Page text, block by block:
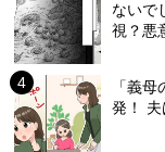
ないで
視？悪
「義
発！